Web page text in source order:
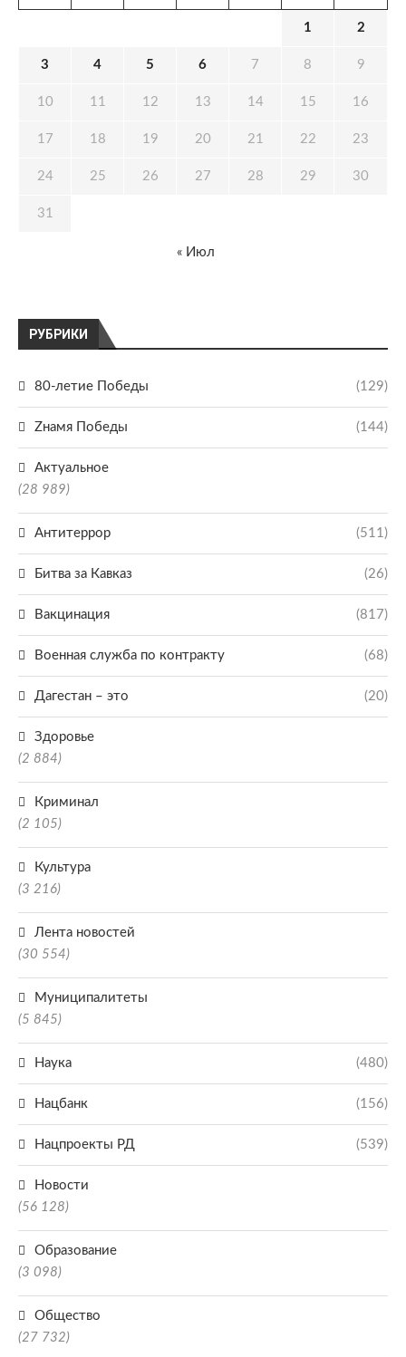
РУБРИКИ
80-летие Победы (129)
Zнамя Победы (144)
Актуальное
(28 989)
Антитеррор (511)
Битва за Кавказ (26)
Вакцинация (817)
Военная служба по контракту (68)
Дагестан – это (20)
Здоровье
(2 884)
Криминал
(2 105)
Культура
(3 216)
Лента новостей
(30 554)
Муниципалитеты
(5 845)
Наука (480)
Нацбанк (156)
Нацпроекты РД (539)
Новости
(56 128)
Образование
(3 098)
Общество
(27 732)
1 2
3 4 5 6 7 8 9
10 11 12 13 14 15 16
17 18 19 20 21 22 23
24 25 26 27 28 29 30
31
« Июл